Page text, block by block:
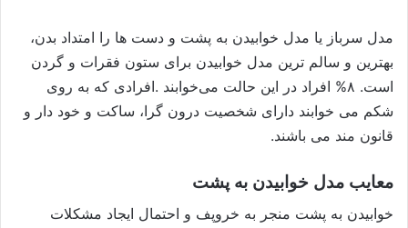
مدل سرباز یا مدل خوابیدن به پشت و دست ها را امتداد بدن،
بهترین و سالم ترین مدل خوابیدن برای ستون فقرات و گردن
است. ۸% افراد در این حالت می‌خوابند .افرادی که به روی
شکم می خوابند دارای شخصیت درون گرا، ساکت و خود دار و
قانون مند می باشند.
معایب مدل خوابیدن به پشت
خوابیدن به پشت منجر به خروپف و احتمال ایجاد مشکلات